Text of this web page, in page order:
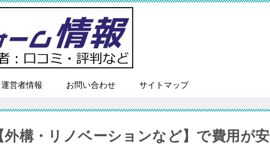
運営者情報 お問い合わせ サイトマップ
構・リノベーションなど】で費用が安